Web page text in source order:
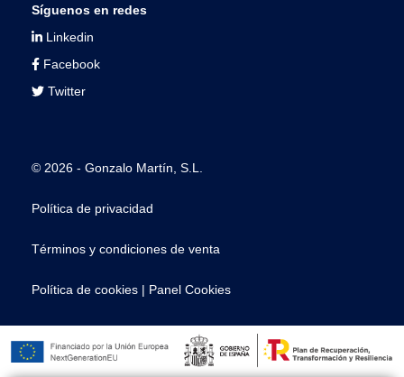
Síguenos en redes
Linkedin
Facebook
Twitter
© 2026 - Gonzalo Martín, S.L.
Política de privacidad
Términos y condiciones de venta
Política de cookies | Panel Cookies